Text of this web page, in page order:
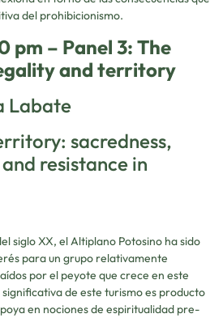
del prohibicionismo.
pm – Panel 3: The
and territory
Labate
sacredness,
resistance in
siglo XX, el Altiplano Potosino ha sido
para un grupo relativamente
por el peyote que crece en este
de este turismo es producto
en nociones de espiritualidad pre-